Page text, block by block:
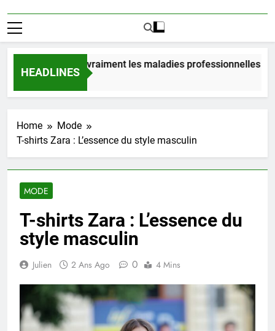
HEADLINES
coûtent vraiment les maladies professionnelles pour
Ago
Home
Mode
T-shirts Zara : L’essence du style masculin
MODE
T-shirts Zara : L’essence du
style masculin
Julien 2 Ans Ago 0 4 Mins